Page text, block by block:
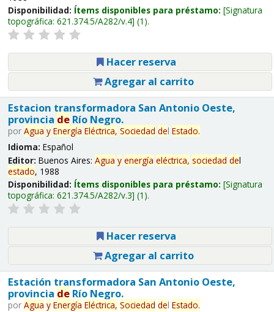
Disponibilidad: Ítems disponibles para préstamo: Signatura
topográfica: 621.374.5/A282/v.4 (1).
Hacer reserva
Agregar al carrito
Estacion transformadora San Antonio Oeste,
provincia deRío Negro.
por Agua y Energía Eléctrica, Sociedad del Estado.
Idioma: Español
Editor: Buenos Aires: Agua y energía eléctrica, sociedad del
estado, 1988
Disponibilidad: Ítems disponibles para préstamo: Signatura
topográfica: 621.374.5/A282/v.3 (1).
Hacer reserva
Agregar al carrito
Estación transformadora San Antonio Oeste,
provincia deRío Negro.
por Agua y Energía Eléctrica, Sociedad del Estado.